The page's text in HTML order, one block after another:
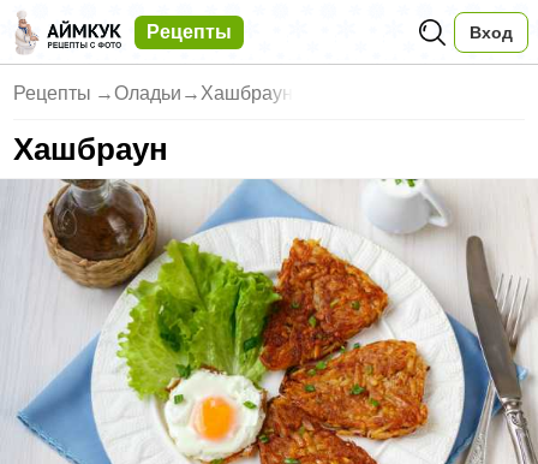
Рецепты Вход
Рецепты →Оладьи → Хашбраун
Хашбраун